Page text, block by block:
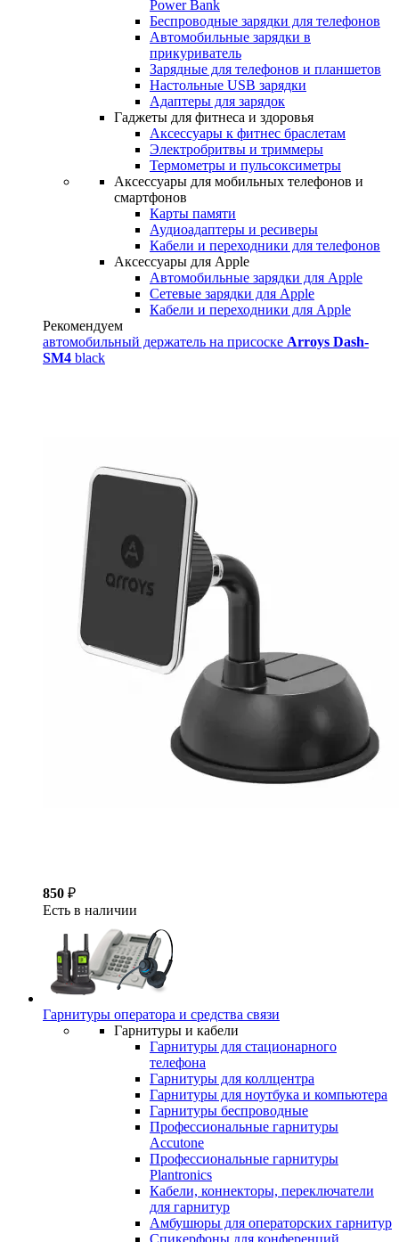
Power Bank
Беспроводные зарядки для телефонов
Автомобильные зарядки в
прикуриватель
Зарядные для телефонов и планшетов
Настольные USB зарядки
Адаптеры для зарядок
Гаджеты для фитнеса и здоровья
Аксессуары к фитнес браслетам
Электробритвы и триммеры
Термометры и пульсоксиметры
Аксессуары для мобильных телефонов и
смартфонов
Карты памяти
Аудиоадаптеры и ресиверы
Кабели и переходники для телефонов
Аксессуары для Apple
Автомобильные зарядки для Apple
Сетевые зарядки для Apple
Кабели и переходники для Apple
Рекомендуем
автомобильный держатель на присоске Arroys Dash-
SM4 black
850 ₽
Есть в наличии
Гарнитуры оператора и средства связи
Гарнитуры и кабели
Гарнитуры для стационарного
телефона
Гарнитуры для коллцентра
Гарнитуры для ноутбука и компьютера
Гарнитуры беспроводные
Профессиональные гарнитуры
Accutone
Профессиональные гарнитуры
Plantronics
Кабели, коннекторы, переключатели
для гарнитур
Амбушюры для операторских гарнитур